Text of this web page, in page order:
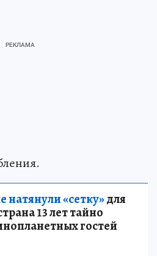
«сетку»для
13 лет тайно
гостей